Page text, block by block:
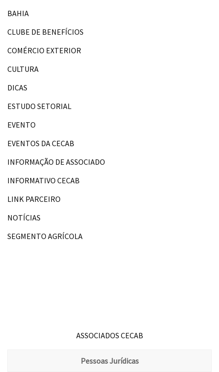
BAHIA
CLUBE DE BENEFÍCIOS
COMÉRCIO EXTERIOR
CULTURA
DICAS
ESTUDO SETORIAL
EVENTO
EVENTOS DA CECAB
INFORMAÇÃO DE ASSOCIADO
INFORMATIVO CECAB
LINK PARCEIRO
NOTÍCIAS
SEGMENTO AGRÍCOLA
ASSOCIADOS CECAB
Pessoas Jurídicas